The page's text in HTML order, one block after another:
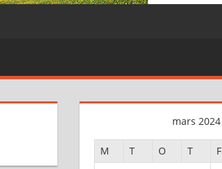
mars 2024
M T O T F